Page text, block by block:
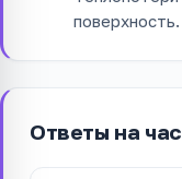
поверхность.
Ответы на